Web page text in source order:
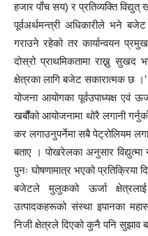
हजार पाँच सय) र प्रतिव्यक्ति
पूर्वअर्थमन्त्री अधिकारीले भने
गराउने रहेको तर कार्यान्वयन
दोस्रो प्राथमिकतामा राख्नु
क्षेत्रका लागि बजेट सकारात्मक छ ।’
योजना आयोगका पूर्वउपाध्यक्ष एवं
खर्बौंको आयोजनामा थोरै लगानी
कर लगाउनुपर्नेमा सबै पेट्रोलियम
बताए । पोखरेलका अनुसार
पुनः घोषणामात्र भएको प्रतिक्रिया
बजेटले मुलुकको ऊर्जा
उत्पादकहरूको संस्था इपानका
निजी क्षेत्रले दिएको कुनै पनि